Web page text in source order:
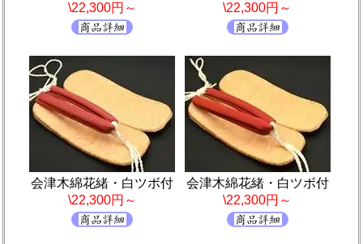
\22,300円～
\22,300円～
会津木綿花緒・白ツボ付
\22,300円～
会津木綿花緒・白ツボ付
\22,300円～